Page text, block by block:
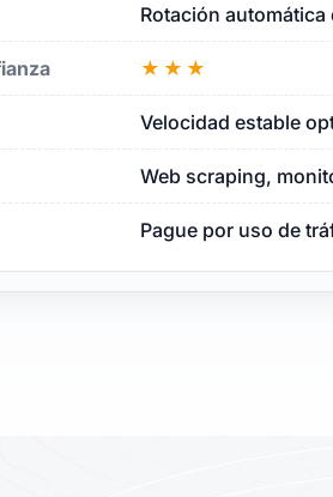
Rotación
★★★
Velocidad estable
Web scraping,
Pague por uso de